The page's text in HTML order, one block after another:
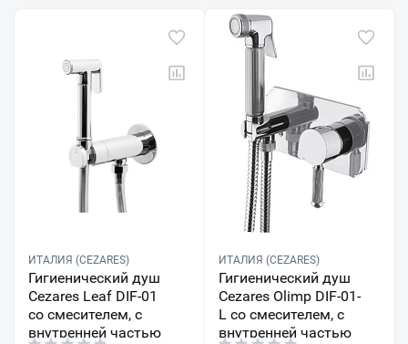
ИТАЛИЯ (CEZARES)
Гигиенический душ
Cezares Leaf DIF-01
со смесителем, с
внутренней частью
ИТАЛИЯ (CEZARES)
Гигиенический душ
Cezares Olimp DIF-01-
L со смесителем, с
внутренней частью